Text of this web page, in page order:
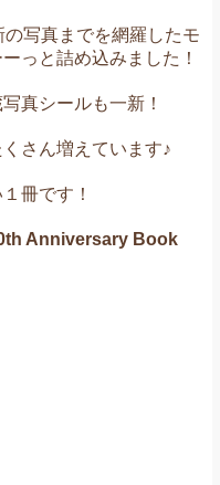
写真までを網羅したモ
っと詰め込みました！
真シールも一新！
さん増えています♪
冊です！
Anniversary Book